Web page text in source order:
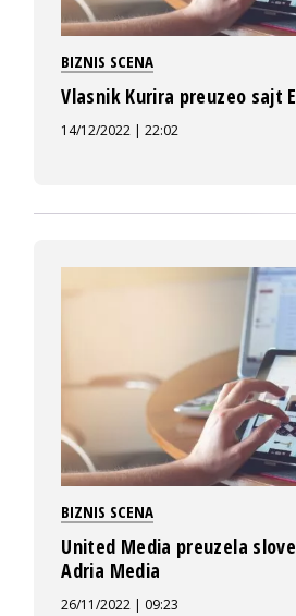
BIZNIS SCENA
Vlasnik Kurira preuzeo sajt
14/12/2022 | 22:02
BIZNIS SCENA
United Media preuzela
Adria Media
26/11/2022 | 09:23